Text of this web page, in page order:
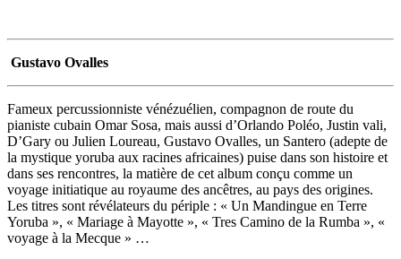
Gustavo Ovalles
Fameux percussionniste vénézuélien, compagnon de route du
pianiste cubain Omar Sosa, mais aussi d’Orlando Poléo, Justin vali,
D’Gary ou Julien Loureau, Gustavo Ovalles, un Santero (adepte de
la mystique yoruba aux racines africaines) puise dans son histoire et
dans ses rencontres, la matière de cet album conçu comme un
voyage initiatique au royaume des ancêtres, au pays des origines.
Les titres sont révélateurs du périple : « Un Mandingue en Terre
Yoruba », « Mariage à Mayotte », « Tres Camino de la Rumba », «
voyage à la Mecque » …